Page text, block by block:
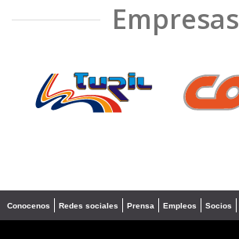
Empresas
❮
Conocenos Redes sociales Prensa Empleos Socios